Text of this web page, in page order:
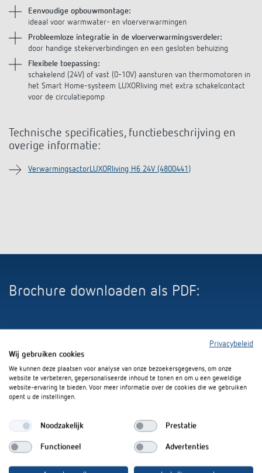
Impulsrelais: licht eenvoudig, efficiënt en
voordelig schakelen
Eenvoudige opbouwmontage:
ideaal voor warmwater- en vloerverwarmingen
Probleemloze integratie in de vloerverwarmingsverdeler:
door handige stekerverbindingen en een gesloten behuizing
Flexibele toepassing:
schakelend (24V) of vast (0-10V) aansturen van thermomotoren in
het Smart Home-systeem LUXORliving met extra schakelcontact
voor de circulatiepomp
Technische specificaties, functiebeschrijving en
overige informatie:
VerwarmingsactorLUXORliving H6 24V (4800441)
Brochure downloaden als PDF:
Geïnteresseerd in onze
productinformatie?
Privacybeleid
Wij gebruiken cookies
We kunnen deze plaatsen voor analyse van onze bezoekersgegevens, om onze
website te verbeteren, gepersonaliseerde inhoud te tonen en om u een geweldige
website-ervaring te bieden. Voor meer informatie over de cookies die we gebruiken
opent u de instellingen.
Noodzakelijk Prestatie
Functioneel Advertenties